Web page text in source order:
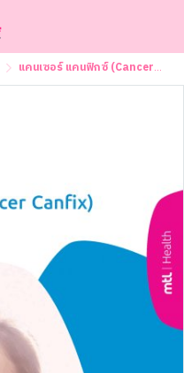
แคนเซอร์ แคนฟิกซ์ (Cancer CanFix )